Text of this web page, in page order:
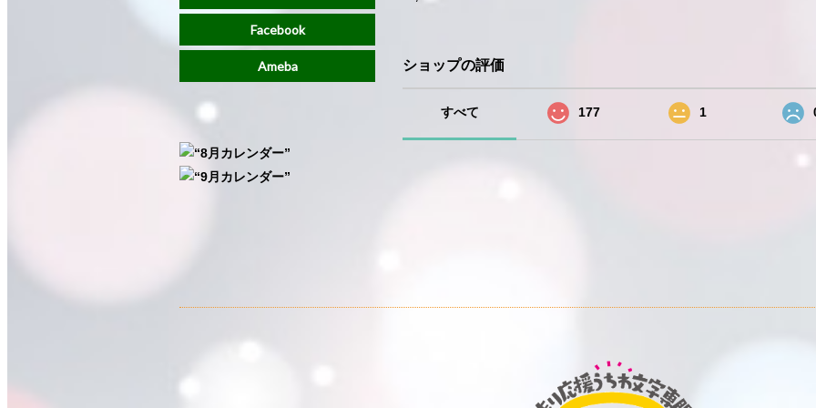
ショップの評価
すべて 177 1
Facebook
Ameba